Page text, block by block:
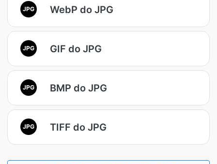
JPG WebP do JPG
JPG GIF do JPG
JPG BMP do JPG
JPG TIFF do JPG